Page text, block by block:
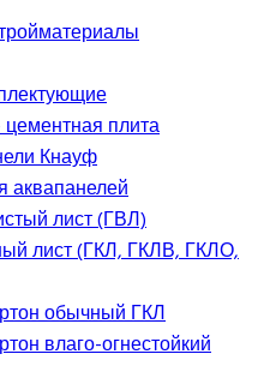
плита
Кнауф
аквапанелей
лист (ГВЛ)
лист (ГКЛ, ГКЛВ, ГКЛО,
обычный ГКЛ
влаго-огнестойкий